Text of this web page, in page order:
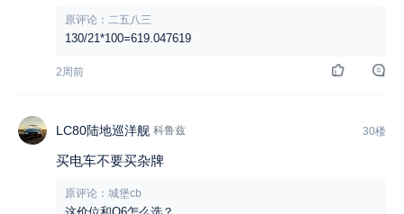
原评论：二五八三
130/21*100=619.047619
2周前
LC80陆地巡洋舰 科鲁兹 30楼
买电车不要买杂牌
原评论：城堡cb
这价位和Q6怎么选？